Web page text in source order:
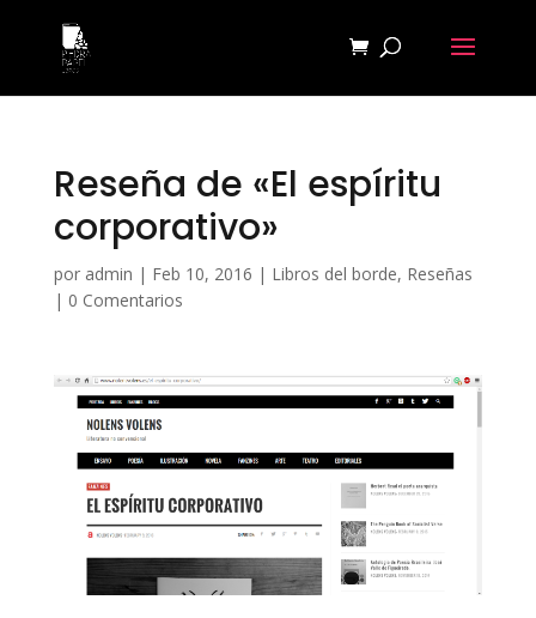
Reseña de «El espíritu
corporativo»
por admin | Feb 10, 2016 | Libros del borde, Reseñas
| 0 Comentarios